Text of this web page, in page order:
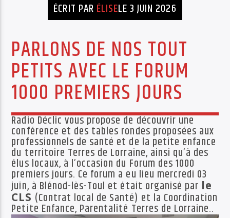
PISTE ACTUELLE
MA MÉMOIRE EN CHANSON
Radio Déclic
ÉCRIT PAR ÉLISELE 3 JUIN 2026
PARLONS DE NOS TOUT
PETITS AVEC LE FORUM
1000 PREMIERS JOURS
Radio Déclic vous propose de découvrir une
conférence et des tables rondes proposées aux
professionnels de santé et de la petite enfance
du territoire Terres de Lorraine, ainsi qu’à des
élus locaux, à l’occasion du Forum des 1000
premiers jours. Ce forum a eu lieu mercredi 03
juin, à Blénod-lès-Toul et était organisé par le
CLS (Contrat local de Santé) et la Coordination
Petite Enfance, Parentalité Terres de Lorraine..